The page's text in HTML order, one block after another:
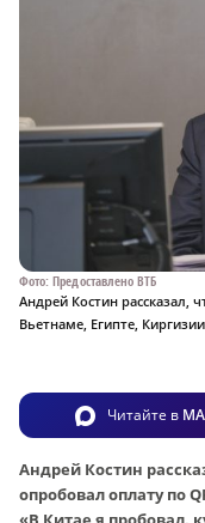
Фото: Предоставлено ВТБ
Андрей Костин рассказал,
Вьетнаме, Египте,
Читайте в
Андрей Костин
опробовал оплату по